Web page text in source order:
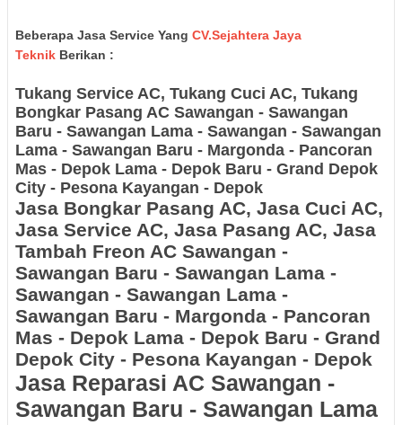
Beberapa Jasa Service Yang CV.Sejahtera Jaya
Teknik Berikan :
Tukang Service AC, Tukang Cuci AC, Tukang
Bongkar Pasang AC Sawangan - Sawangan
Baru - Sawangan Lama - Sawangan - Sawangan
Lama - Sawangan Baru - Margonda - Pancoran
Mas - Depok Lama - Depok Baru - Grand Depok
City - Pesona Kayangan - Depok
Jasa Bongkar Pasang AC, Jasa Cuci AC,
Jasa Service AC, Jasa Pasang AC, Jasa
Tambah Freon AC Sawangan -
Sawangan Baru - Sawangan Lama -
Sawangan - Sawangan Lama -
Sawangan Baru - Margonda - Pancoran
Mas - Depok Lama - Depok Baru - Grand
Depok City - Pesona Kayangan - Depok
Jasa Reparasi AC Sawangan -
Sawangan Baru - Sawangan Lama